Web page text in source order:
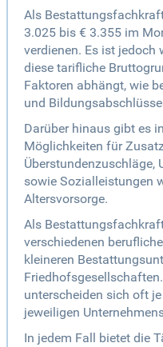
Als
3.025 bis € 3.355 im
verdienen. Es ist jedoch
diese tarifliche
Faktoren abhängt, wie
und
Darüber hinaus gibt es
Möglichkeiten für
Überstundenzuschläge,
sowie Sozialleistungen
Altersvorsorge.
Als
verschiedenen
kleineren
unterscheiden sich oft
jeweiligen
In jedem Fall bietet die